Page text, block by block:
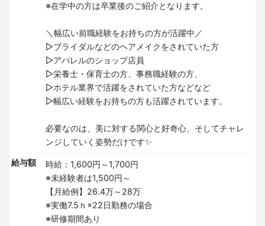
※在学中の方は卒業後のご紹介となります。
＼幅広い前職経験をお持ちの方が活躍中／
▷ブライダルなどのヘアメイクをされていた方
▷アパレルのショップ店員
▷栄養士・保育士の方、事務職経験の方、
▷ホテル業界で活躍をされていた方などなど
▷幅広い経験をお持ちの方も活躍されています。
必要なのは、美に対する関心と好奇心、そしてチャレ
ンジしていく姿勢だけです✨
給与額
時給：1,600円～1,700円
※未経験者は1,500円～
【月給例】26.4万～28万
※実働7.5ｈ×22日勤務の場合
※研修期間あり